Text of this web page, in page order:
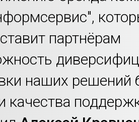
партнёрам
наших решений
качества